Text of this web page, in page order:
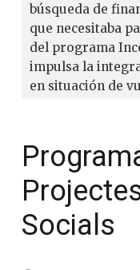
búsqueda de
que necesitaba
del programa
impulsa la
en situación de
Socials